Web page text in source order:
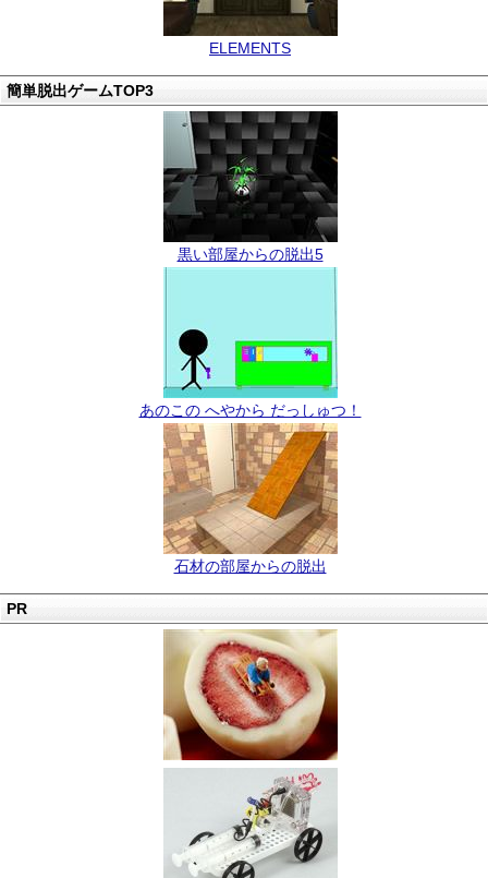
ELEMENTS
簡単脱出ゲームTOP3
黒い部屋からの脱出5
あのこの へやから だっしゅつ！
石材の部屋からの脱出
PR